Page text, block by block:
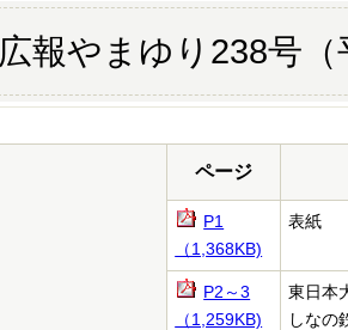
広報やまゆり238号（
ページ
P1
（1,368KB)
表紙
P2～3
（1,259KB)
東日本
しなの